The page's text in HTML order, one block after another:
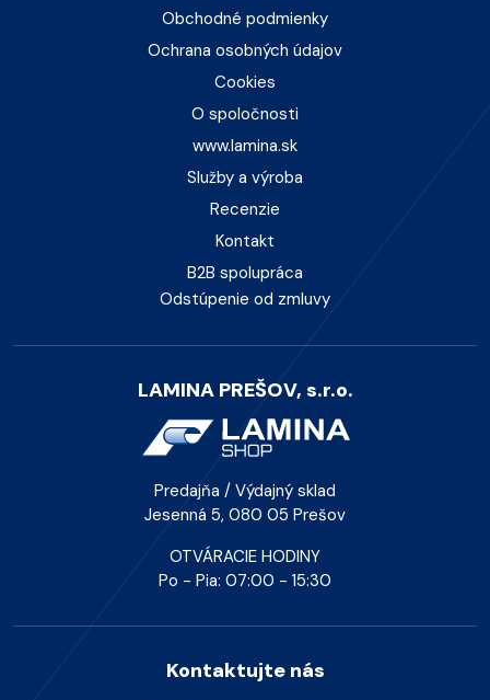
Obchodné podmienky
Ochrana osobných údajov
Cookies
O spoločnosti
www.lamina.sk
Služby a výroba
Recenzie
Kontakt
B2B spolupráca
Odstúpenie od zmluvy
LAMINA PREŠOV, s.r.o.
Predajňa / Výdajný sklad
Jesenná 5, 080 05 Prešov
OTVÁRACIE HODINY
Po - Pia: 07:00 - 15:30
Kontaktujte nás